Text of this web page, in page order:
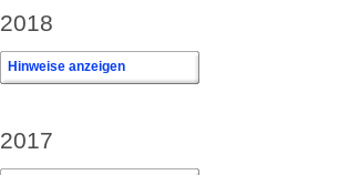
2018
Hinweise anzeigen
2017